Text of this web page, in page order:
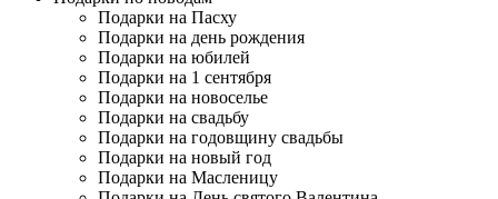
Подарки на Пасху
Подарки на день рождения
Подарки на юбилей
Подарки на 1 сентября
Подарки на новоселье
Подарки на свадьбу
Подарки на годовщину свадьбы
Подарки на новый год
Подарки на Масленицу